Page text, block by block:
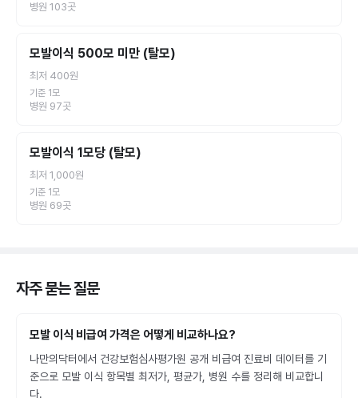
병원 103곳
모발이식 500모 미만 (탈모)
최저 400원
기준 1모
병원 97곳
모발이식 1모당 (탈모)
최저 1,000원
기준 1모
병원 69곳
자주 묻는 질문
모발 이식 비급여 가격은 어떻게 비교하나요?
나만의닥터에서 건강보험심사평가원 공개 비급여 진료비 데이터를 기
준으로 모발 이식 항목별 최저가, 평균가, 병원 수를 정리해 비교합니
다.